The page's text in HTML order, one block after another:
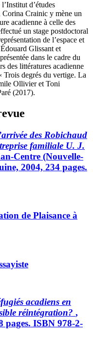
d’études
Corina Crainic y mène un
acadienne à celle des
un stage postdoctoral
de l’espace et
Glissant et
dans le cadre du
des littératures acadienne
Trois degrés du vertige. La
Ollivier et Toni
(2017).
des Robichaud
familiale U. J.
Centre (Nouvelle-
2004, 234 pages.
de Plaisance à
acadiens en
réintégration? ,
pages. ISBN 978-2-